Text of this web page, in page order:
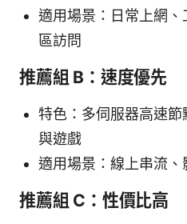
適用場景：日常上網
區訪問
推薦組 B：速度優先
特色：多伺服器高速
與遊戲
適用場景：線上串流
推薦組 C：性價比高